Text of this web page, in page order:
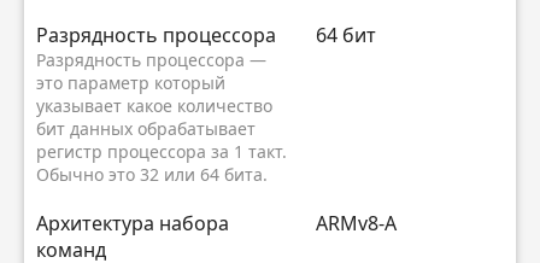
Разрядность процессора
Разрядность процессора —
это параметр который
указывает какое количество
бит данных обрабатывает
регистр процессора за 1 такт.
Обычно это 32 или 64 бита.
64 бит
Архитектура набора
команд
ARMv8-A